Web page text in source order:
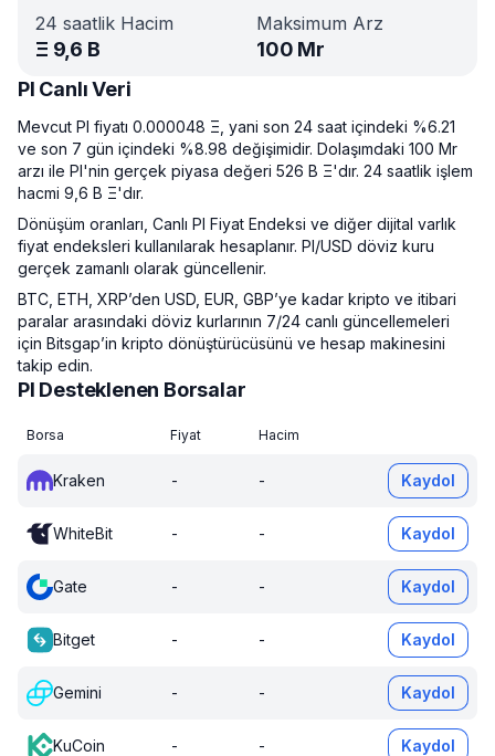
24 saatlik Hacim
Ξ 9,6 B
Maksimum Arz
100 Mr
PI Canlı Veri
Mevcut PI fiyatı 0.000048 Ξ, yani son 24 saat içindeki %6.21
ve son 7 gün içindeki %8.98 değişimidir. Dolaşımdaki 100 Mr
arzı ile PI'nin gerçek piyasa değeri 526 B Ξ'dır. 24 saatlik işlem
hacmi 9,6 B Ξ'dır.
Dönüşüm oranları, Canlı PI Fiyat Endeksi ve diğer dijital varlık
fiyat endeksleri kullanılarak hesaplanır. PI/USD döviz kuru
gerçek zamanlı olarak güncellenir.
BTC, ETH, XRP’den USD, EUR, GBP’ye kadar kripto ve itibari
paralar arasındaki döviz kurlarının 7/24 canlı güncellemeleri
için Bitsgap’in kripto dönüştürücüsünü ve hesap makinesini
takip edin.
PI Desteklenen Borsalar
Borsa Fiyat Hacim
Kraken - - Kaydol
WhiteBit - - Kaydol
Gate - - Kaydol
Bitget - - Kaydol
Gemini - - Kaydol
KuCoin - - Kaydol